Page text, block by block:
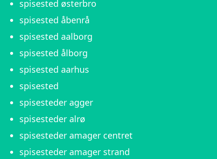
spisested østerbro
spisested åbenrå
spisested aalborg
spisested ålborg
spisested aarhus
spisested
spisesteder agger
spisesteder alrø
spisesteder amager centret
spisesteder amager strand